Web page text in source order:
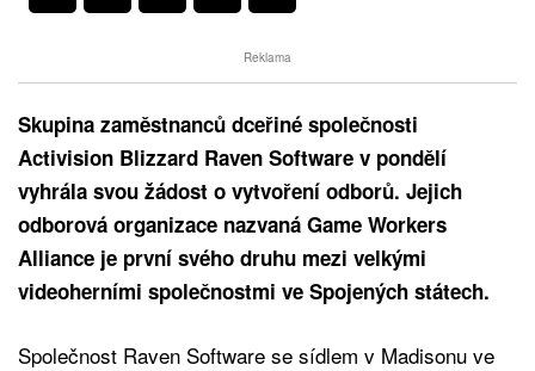
Reklama
Skupina zaměstnanců dceřiné společnosti
Activision Blizzard Raven Software v pondělí
vyhrála svou žádost o vytvoření odborů. Jejich
odborová organizace nazvaná Game Workers
Alliance je první svého druhu mezi velkými
videoherními společnostmi ve Spojených státech.
Společnost Raven Software se sídlem v Madisonu ve